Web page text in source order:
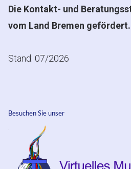
Die Kontakt- und
vom Land Bremen gefördert.
Stand: 07/2026
Besuchen Sie unser